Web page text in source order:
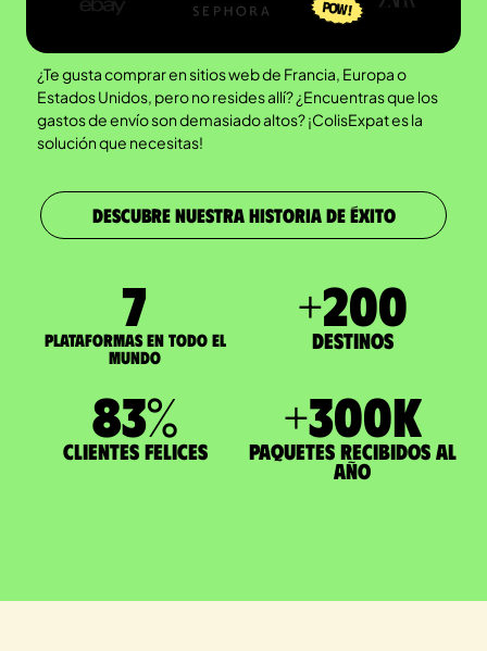
¿Te gusta comprar en sitios web de Francia, Europa o
Estados Unidos, pero no resides allí? ¿Encuentras que los
gastos de envío son demasiado altos? ¡ColisExpat es la
solución que necesitas!
DESCUBRE NUESTRA HISTORIA DE ÉXITO
7
Plataformas en todo el
mundo
+200
Destinos
83%
Clientes felices
+300K
paquetes recibidos al
año